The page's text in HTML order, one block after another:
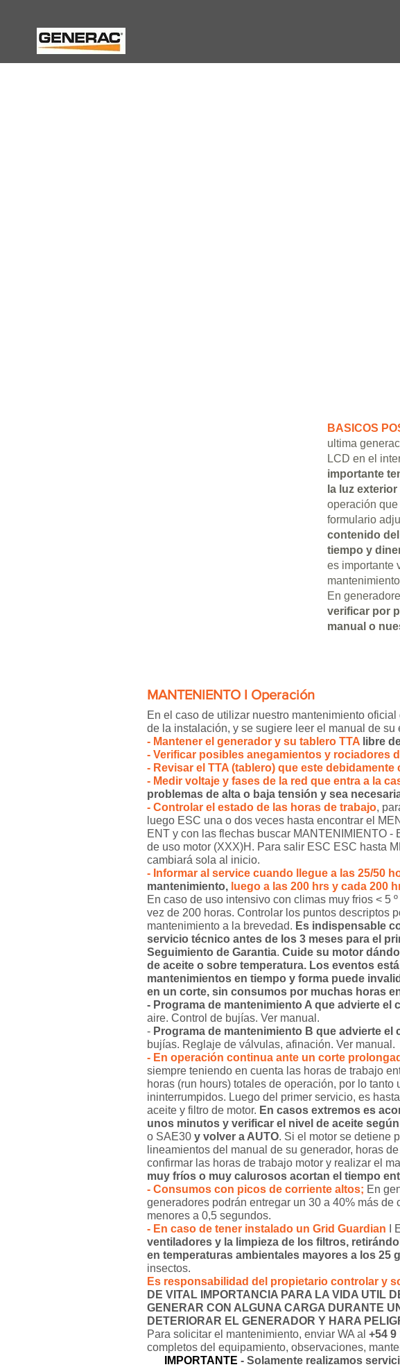
BASICOS
ultima
LCD en el
importante
la luz
operación
formulario
contenido
tiempo y
es importante
En
verificar por
manual o
MANTENIENTO I Operación
En el caso de utilizar nuestro mantenimiento
de la instalación, y se sugiere leer el manual de
- Mantener el generador y su tablero TTA libre
- Verificar posibles anegamientos y rociadores
- Revisar el TTA (tablero) que este debidamente
- Medir voltaje y fases de la red que entra a la
problemas de alta o baja tensión y sea
- Controlar el estado de las horas de trabajo,
luego ESC una o dos veces hasta encontrar el
ENT y con las flechas buscar MANTENIMIENTO
de uso motor (XXX)H. Para salir ESC ESC hasta
cambiará sola al inicio.
- Informar al service cuando llegue a las 25/50
mantenimiento, luego a las 200 hrs y cada 200
En caso de uso intensivo con climas muy frios < 5
vez de 200 horas. Controlar los puntos descriptos
mantenimiento a la brevedad. Es indispensable
servicio técnico antes de los 3 meses para el
Seguimiento de Garantia. Cuide su motor
de aceite o sobre temperatura. Los eventos
mantenimientos en tiempo y forma puede
en un corte, sin consumos por muchas horas
- Programa de mantenimiento A que advierte el
aire. Control de bujías. Ver manual.
- Programa de mantenimiento B que advierte el
bujías. Reglaje de válvulas, afinación. Ver manual.
- En operación continua ante un corte
siempre teniendo en cuenta las horas de trabajo
horas (run hours) totales de operación, por lo
ininterrumpidos. Luego del primer servicio, es
aceite y filtro de motor. En casos extremos es
unos minutos y verificar el nivel de aceite según
o SAE30 y volver a AUTO. Si el motor se detiene
lineamientos del manual de su generador, horas
confirmar las horas de trabajo motor y realizar el
muy fríos o muy calurosos acortan el tiempo
- Consumos con picos de corriente altos; En
generadores podrán entregar un 30 a 40% más
menores a 0,5 segundos.
- En caso de tener instalado un Grid Guardian I
ventiladores y la limpieza de los filtros,
en temperaturas ambientales mayores a los 25
insectos.
Es responsabilidad del propietario controlar y
DE VITAL IMPORTANCIA PARA LA VIDA UTIL
GENERAR CON ALGUNA CARGA DURANTE
DETERIORAR EL GENERADOR Y HARA
Para solicitar el mantenimiento, enviar WA al +54
completos del equipamiento, observaciones,
IMPORTANTE - Solamente realizamos